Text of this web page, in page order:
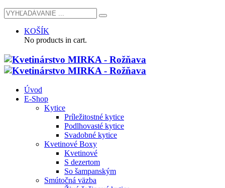
KOŠÍK
No products in cart.
Úvod
E-Shop
Kytice
Príležitostné kytice
Podlhovasté kytice
Svadobné kytice
Kvetinové Boxy
Kvetinové
S dezertom
So šampanským
Smútočná väzba